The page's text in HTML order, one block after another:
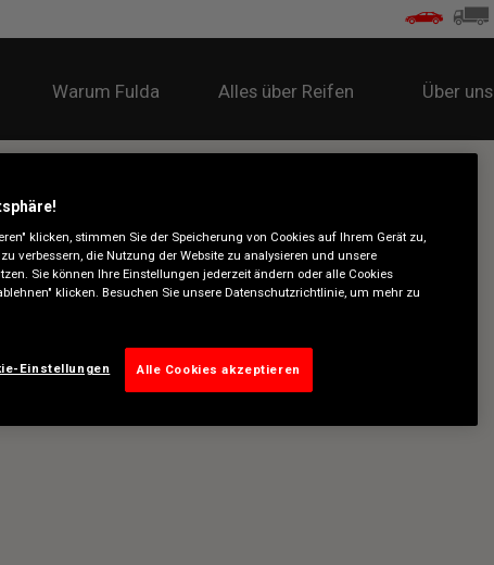
Warum Fulda Alles über Reifen Über uns
klicken, stimmen Sie der Speicherung von Cookies auf Ihrem Gerät zu,
verbessern, die Nutzung der Website zu analysieren und unsere
Sie können Ihre Einstellungen jederzeit ändern oder alle Cookies
klicken. Besuchen Sie unsere Datenschutzrichtlinie, um mehr zu
Einstellungen Alle Cookies akzeptieren